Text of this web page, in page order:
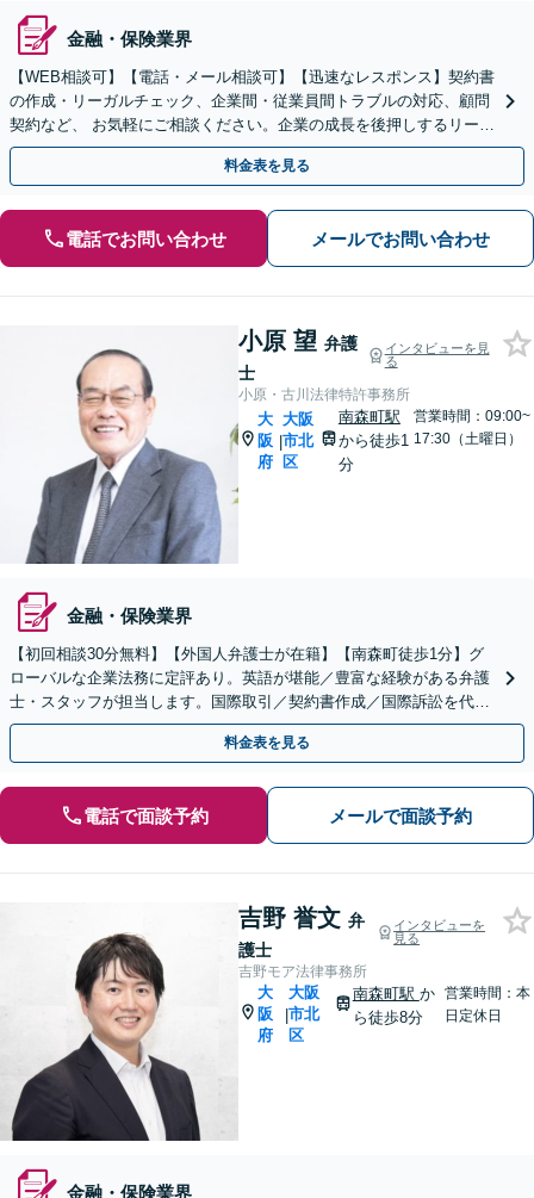
金融・保険業界
【WEB相談可】【電話・メール相談可】【迅速なレスポンス】契約書
の作成・リーガルチェック、企業間・従業員間トラブルの対応、顧問
契約など、 お気軽にご相談ください。企業の成長を後押しするリーガ
ルサービスを提供いたします【大阪駅2分】
料金表を見る
電話でお問い合わせ メールでお問い合わせ
小原 望 弁護
士
インタビューを見
る
小原・古川法律特許事務所
大
阪
府
|
大阪
市北
区
南森町駅
から徒歩1
分
営業時間：09:00~
17:30（土曜日）
金融・保険業界
【初回相談30分無料】【外国人弁護士が在籍】【南森町徒歩1分】グ
ローバルな企業法務に定評あり。英語が堪能／豊富な経験がある弁護
士・スタッフが担当します。国際取引／契約書作成／国際訴訟を代
行。外国人労働者を雇用した企業ご相談ください。
料金表を見る
電話で面談予約 メールで面談予約
吉野 誉文 弁
護士
インタビューを
見る
吉野モア法律事務所
大
阪
府
|
大阪
市北
区
南森町駅 か
ら徒歩8分
営業時間：本
日定休日
金融・保険業界